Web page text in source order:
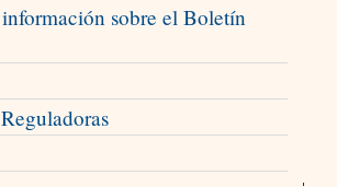
sobre el Boletín